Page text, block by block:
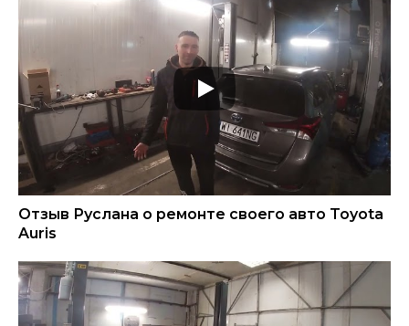
Отзыв Руслана о ремонте своего авто Toyota
Auris